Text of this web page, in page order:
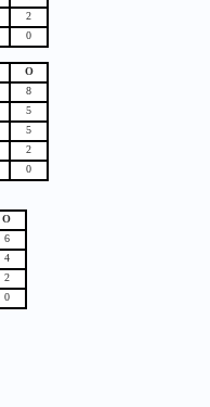
2
0
О
8
5
5
2
0
О
6
4
2
0